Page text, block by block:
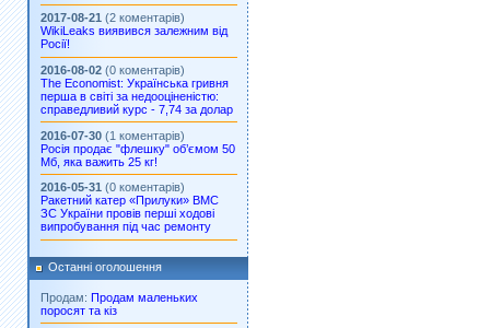
2017-08-21 (2 коментарів)
WikiLeaks виявився залежним від
Росії!
2016-08-02 (0 коментарів)
The Economist: Українська гривня
перша в світі за недооціненістю:
справедливий курс - 7,74 за долар
2016-07-30 (1 коментарів)
Росія продає "флешку" об’ємом 50
Мб, яка важить 25 кг!
2016-05-31 (0 коментарів)
Ракетний катер «Прилуки» ВМС
ЗС України провів перші ходові
випробування під час ремонту
Останні оголошення
Продам: Продам маленьких
поросят та кіз